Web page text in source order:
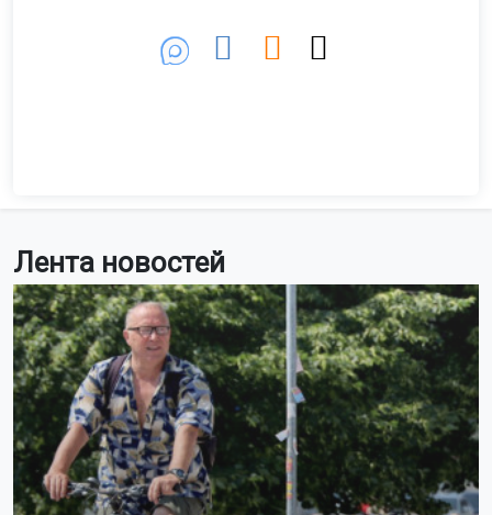
Лента новостей